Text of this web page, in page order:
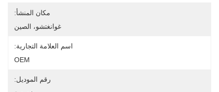
مكان المنشأ:
غوانغتشو، الصين
اسم العلامة التجارية:
OEM
رقم الموديل: